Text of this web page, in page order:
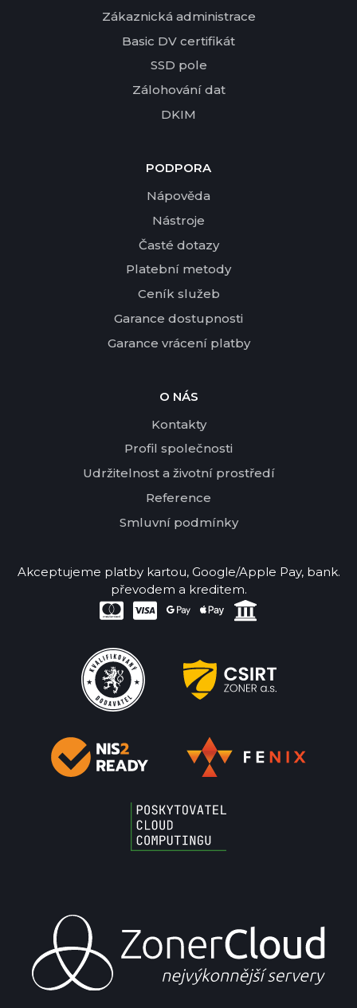
Zákaznická administrace
Basic DV certifikát
SSD pole
Zálohování dat
DKIM
PODPORA
Nápověda
Nástroje
Časté dotazy
Platební metody
Ceník služeb
Garance dostupnosti
Garance vrácení platby
O NÁS
Kontakty
Profil společnosti
Udržitelnost a životní prostředí
Reference
Smluvní podmínky
Akceptujeme platby kartou, Google/Apple Pay, bank.
převodem a kreditem.